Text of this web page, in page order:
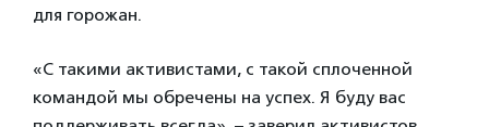
для горожан.
«С такими активистами, с такой сплоченной
командой мы обречены на успех. Я буду вас